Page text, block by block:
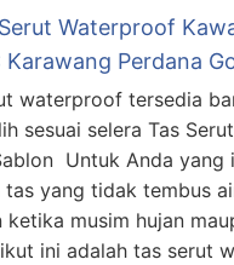
Waterproof
Perdana
waterproof tersedia
sesuai selera Tas
Untuk Anda yang
tas yang tidak tembus
musim hujan
ini adalah tas serut